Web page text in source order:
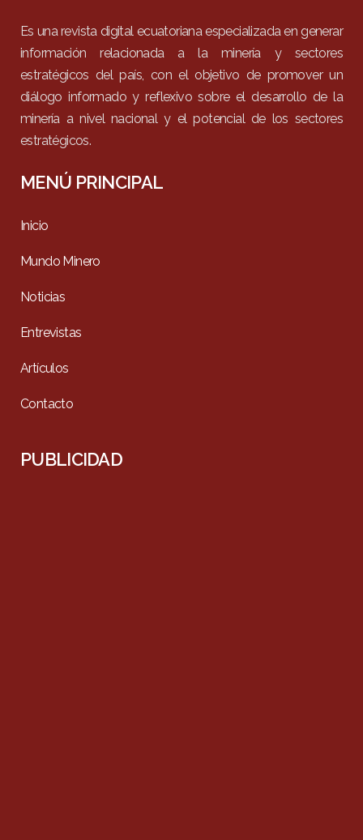
Es una revista digital ecuatoriana especializada en generar
información relacionada a la minería y sectores
estratégicos del país, con el objetivo de promover un
diálogo informado y reflexivo sobre el desarrollo de la
minería a nivel nacional y el potencial de los sectores
estratégicos.
MENÚ PRINCIPAL
Inicio
Mundo Minero
Noticias
Entrevistas
Artículos
Contacto
PUBLICIDAD